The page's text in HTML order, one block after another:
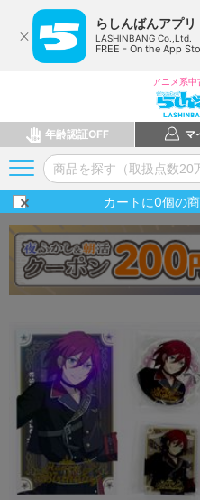
らしんばんアプリ
LASHINBANG Co.,Ltd.
FREE - On the App
アニメ系中
年齢認証OFF マ
カートに0個の